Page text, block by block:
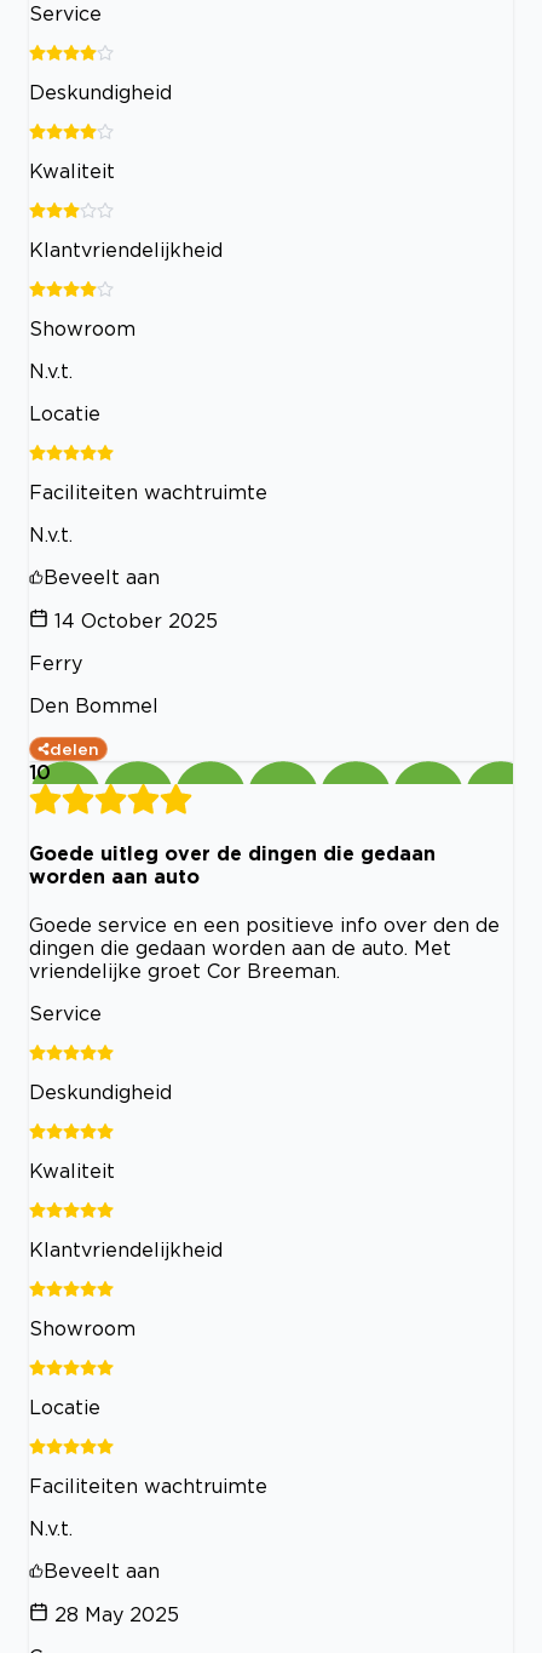
Service
Deskundigheid
Kwaliteit
Klantvriendelijkheid
Showroom
N.v.t.
Locatie
Faciliteiten wachtruimte
N.v.t.
Beveelt aan
14 October 2025
Ferry
Den Bommel
delen
10
Goede uitleg over de dingen die gedaan
worden aan auto
Goede service en een positieve info over den de
dingen die gedaan worden aan de auto. Met
vriendelijke groet Cor Breeman.
Service
Deskundigheid
Kwaliteit
Klantvriendelijkheid
Showroom
Locatie
Faciliteiten wachtruimte
N.v.t.
Beveelt aan
28 May 2025